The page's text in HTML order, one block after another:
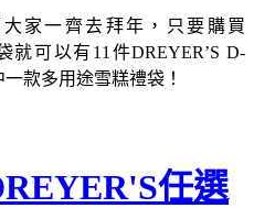
大家一齊去拜年，只要購買
就可以有11件DREYER’S D-
款多用途雪糕禮袋！
任選